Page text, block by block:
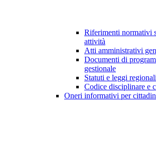
Riferimenti normativi
attività
Atti amministrativi
Documenti di
gestionale
Statuti e leggi regionali
Codice disciplinare e
Oneri informativi per